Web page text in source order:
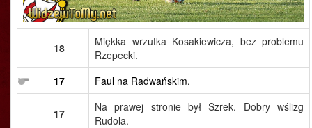
18
Miękka wrzutka Kosakiewicza, bez problemu
Rzepecki.
17
Faul na Radwańskim.
17
Na prawej stronie był Szrek. Dobry wślizg
Rudola.